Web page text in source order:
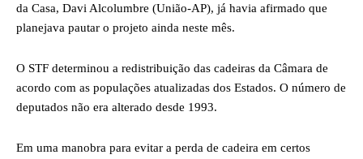
da Casa, Davi Alcolumbre (União-AP), já havia afirmado que
planejava pautar o projeto ainda neste mês.
O STF determinou a redistribuição das cadeiras da Câmara de
acordo com as populações atualizadas dos Estados. O número de
deputados não era alterado desde 1993.
Em uma manobra para evitar a perda de cadeira em certos